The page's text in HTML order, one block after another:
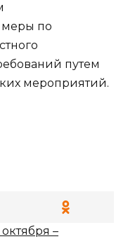
меры по
путем
мероприятий.
октября –